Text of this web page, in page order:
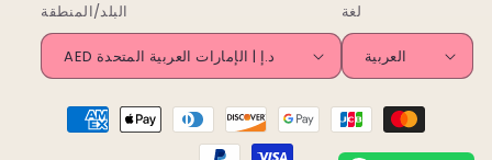
البلد/المنطقة
AED د.إ | الإمارات العربية المتحدة
لغة
العربية
طرق
الدفع